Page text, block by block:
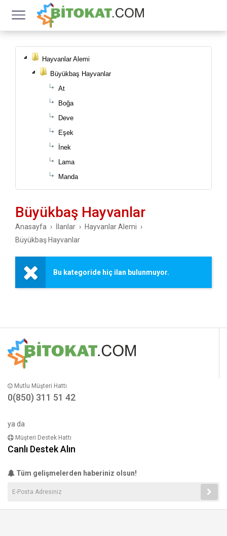
Hayvanlar Alemi
Büyükbaş Hayvanlar
At
Boğa
Deve
Eşek
İnek
Lama
Manda
Büyükbaş Hayvanlar
Anasayfa İlanlar
Hayvanlar Alemi
Büyükbaş Hayvanlar
Bu kategoride hiç ilan bulunmuyor.
Mutlu Müşteri Hattı
0(850) 311 51 42
ya da
Müşteri Destek Hattı
Canlı Destek Alın
Tüm gelişmelerden haberiniz olsun!